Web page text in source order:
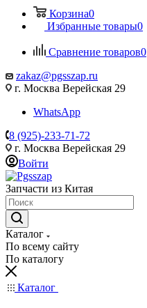
Корзина0
Избранные товары0
Сравнение товаров0
zakaz@pgsszap.ru
г. Москва Верейская 29
WhatsApp
8 (925)-233-71-72
г. Москва Верейская 29
Войти
Запчасти из Китая
Каталог
По всему сайту
По каталогу
Каталог